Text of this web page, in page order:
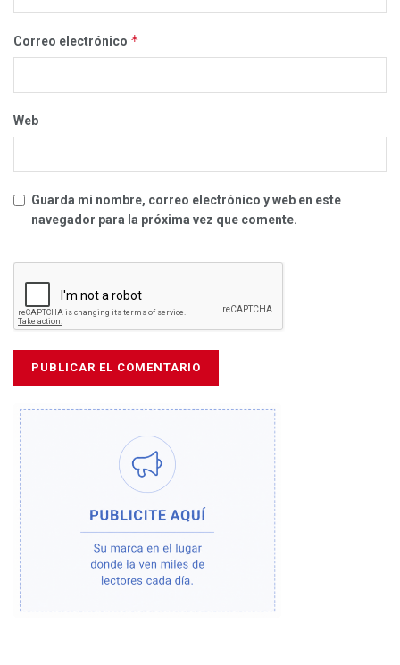
Correo electrónico *
Web
Guarda mi nombre, correo electrónico y web en este
navegador para la próxima vez que comente.